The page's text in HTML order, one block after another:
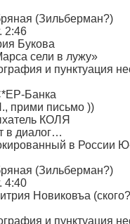
(Зильберман?)
2:46
Букова
сели в лужу»
и пунктуация
Банка
письмо ))
КОЛЯ
в диалог…
в России
(Зильберман?)
4:40
Новиковъа
и пунктуация